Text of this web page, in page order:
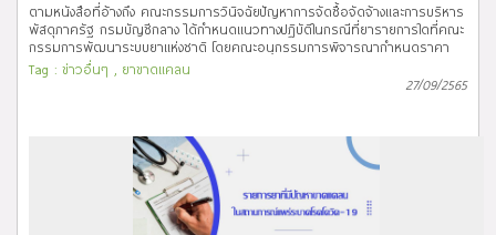
ตามหนังสือที่อ้างถึง คณะกรรมการวินิจฉัยปัญหาการจัดซื้อจัดจ้างและการบริหาร
พัสดุภาครัฐ กรมบัญชีกลาง ได้กำหนดแนวทางปฏิบัติในกรณีที่ยารายการใดที่คณะ
กรรมการพัฒนาระบบยาแห่งชาติ โดยคณะอนุกรรมการพิจารณากำหนดราคา
กลางยาอยู่ระหว่างการพิจารณาทบทวนปรับปรุงราคากลางยา เพื่อกำหนดราคา
กลางยาใหม่ นั้น เพื่อให้เป็นไปตามแนวทางปฏิบัติดังกล่าว กองนโยบายแห่งชาติด้าน
ประชุมครั้งที่ 2/2565 เมื่อวันที่ 8 กันยายน 2565 รายละเอียดตามสิ่งที่ส่งมาด้วย
เพื่อให้หน่วยงานของรัฐใช้อ้างอิงในการจัดซื้อยาตามพระราชบัญญัติการจัดซื้อจัด
จ้างและ การบริหารพัสดุภาครัฐ พ.ศ. 2560 ต่อไป โดยมีรายการยาดังต่อไปนี้ 1.
Thioridazine hydrochloride tablet 10 mg 2. Thioridazine hydrochloride tablet
25 mg 3. Thioridazine hydrochloride tablet 50 mg 4. Thioridazine
hydrochloride tablet 100 mg
Tag : ข่าวอื่นๆ , ยาขาดแคลน
27/09/2565